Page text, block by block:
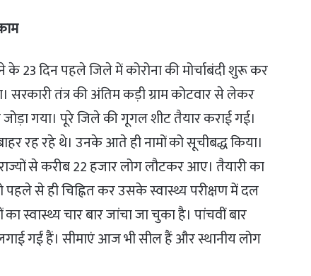
23 दिन पहले जिले में कोरोना की मोर्चाबंदी शुरू कर
सरकारी तंत्र की अंतिम कड़ी ग्राम कोटवार से लेकर
गया। पूरे जिले की गूगल शीट तैयार कराई गई।
रह रहे थे। उनके आते ही नामों को सूचीबद्ध किया।
से करीब 22 हजार लोग लौटकर आए। तैयारी का
से ही चिह्नित कर उसके स्वास्थ्य परीक्षण में दल
स्वास्थ्य चार बार जांचा जा चुका है। पांचवीं बार
गईं हैं। सीमाएं आज भी सील हैं और स्थानीय लोग